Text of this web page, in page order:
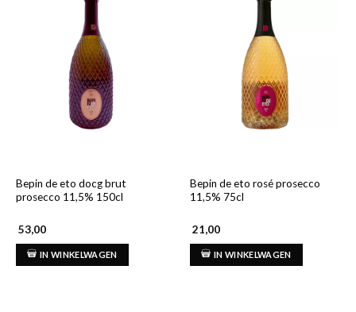
Bepin de eto docg brut
prosecco 11,5% 150cl
53,00
IN WINKELWAGEN
Bepin de eto rosé prosecco
11,5% 75cl
21,00
IN WINKELWAGEN